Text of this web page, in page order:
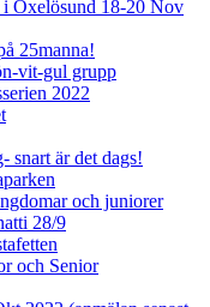
Oxelösund 18-20 Nov
25manna!
vit-gul grupp
2022
snart är det dags!
och juniorer
28/9
och Senior